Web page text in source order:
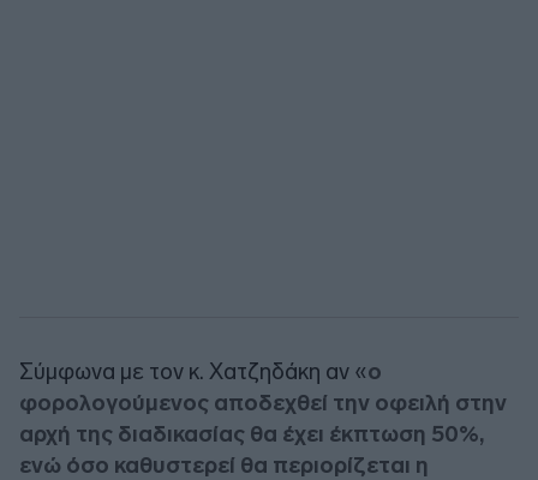
Σύμφωνα με τον κ. Χατζηδάκη αν «ο
φορολογούμενος αποδεχθεί την οφειλή στην
αρχή της διαδικασίας θα έχει έκπτωση 50%,
ενώ όσο καθυστερεί θα περιορίζεται η